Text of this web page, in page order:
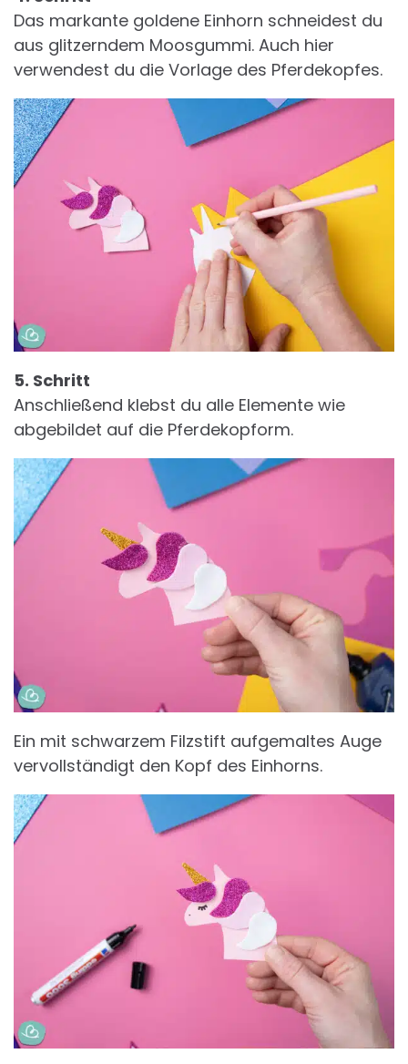
Das markante goldene Einhorn schneidest du
aus glitzerndem Moosgummi. Auch hier
verwendest du die Vorlage des Pferdekopfes.
5. Schritt
Anschließend klebst du alle Elemente wie
abgebildet auf die Pferdekopform.
Ein mit schwarzem Filzstift aufgemaltes Auge
vervollständigt den Kopf des Einhorns.